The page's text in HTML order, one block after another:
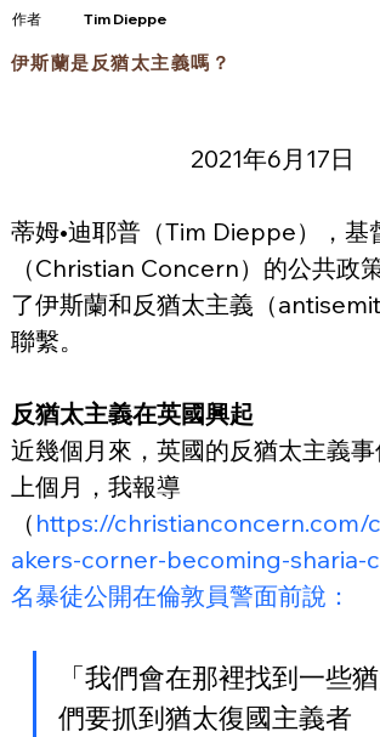
​作者 Tim Dieppe
伊斯蘭是反猶太主義嗎？
2021年6月17日
蒂姆•迪耶普（Tim Dieppe），基
（Christian Concern）的公共政
了伊斯蘭和反猶太主義（
聯繫。
反猶太主義在英國興起
近幾個月來，英國的反猶太主義事
上個月，我報導
（ https://christianconcern.com/
akers-corner-becoming-sharia-
名暴徒公開在倫敦員警面前說：
「我們會在那裡找到一些
們要抓到猶太復國主義者